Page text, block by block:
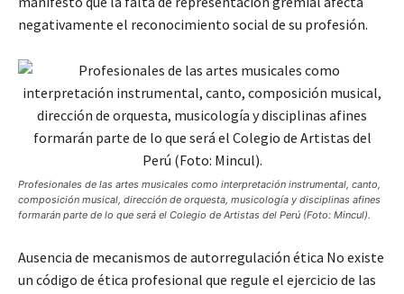
negativamente el reconocimiento social de su profesión.
Profesionales de las artes musicales como interpretación instrumental, canto,
composición musical, dirección de orquesta, musicología y disciplinas afines
formarán parte de lo que será el Colegio de Artistas del Perú (Foto: Mincul).
Ausencia de mecanismos de autorregulación ética No existe
un código de ética profesional que regule el ejercicio de las